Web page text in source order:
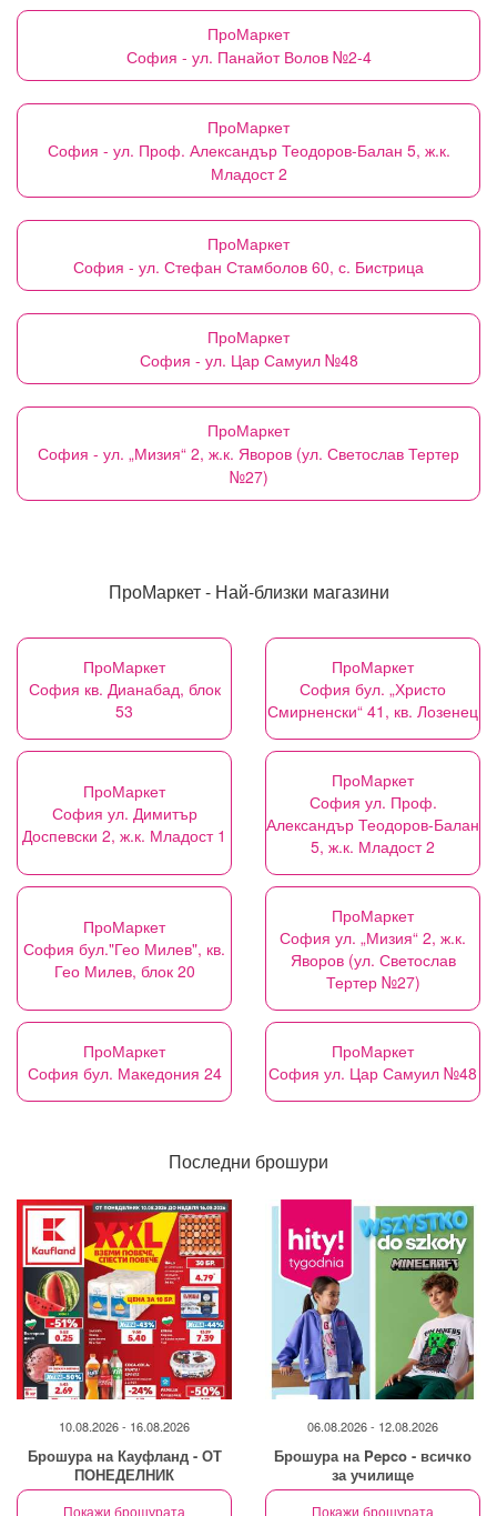
ПроМаркет
София - ул. Панайот Волов №2-4
ПроМаркет
София - ул. Проф. Александър Теодоров-Балан 5, ж.к.
Младост 2
ПроМаркет
София - ул. Стефан Стамболов 60, с. Бистрица
ПроМаркет
София - ул. Цар Самуил №48
ПроМаркет
София - ул. „Мизия“ 2, ж.к. Яворов (ул. Светослав Тертер
№27)
ПроМаркет - Най-близки магазини
ПроМаркет
София кв. Дианабад, блок
53
ПроМаркет
София бул. „Христо
Смирненски“ 41, кв. Лозенец
ПроМаркет
София ул. Димитър
Доспевски 2, ж.к. Младост 1
ПроМаркет
София ул. Проф.
Александър Теодоров-Балан
5, ж.к. Младост 2
ПроМаркет
София бул."Гео Милев", кв.
Гео Милев, блок 20
ПроМаркет
София ул. „Мизия“ 2, ж.к.
Яворов (ул. Светослав
Тертер №27)
ПроМаркет
София бул. Македония 24
ПроМаркет
София ул. Цар Самуил №48
Последни брошури
10.08.2026 - 16.08.2026
Брошура на Кауфланд - ОТ
ПОНЕДЕЛНИК
Покажи брошурата
06.08.2026 - 12.08.2026
Брошура на Pepco - всичко
за училище
Покажи брошурата